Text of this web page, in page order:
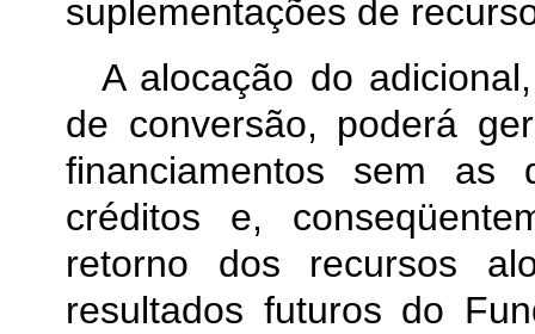
suplementações de
A alocação do
de conversão, poderá
financiamentos sem as
créditos e,
retorno dos recursos
resultados futuros do